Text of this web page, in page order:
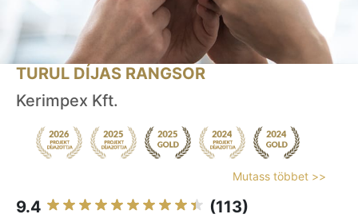
TURUL DÍJAS RANGSOR
Kerimpex Kft.
Mutass többet >>
9.4 (113)